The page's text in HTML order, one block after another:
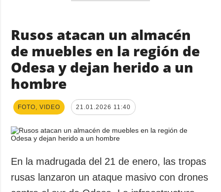
Rusos atacan un almacén
de muebles en la región de
Odesa y dejan herido a un
hombre
FOTO, VIDEO 21.01.2026 11:40
En la madrugada del 21 de enero, las tropas
rusas lanzaron un ataque masivo con drones